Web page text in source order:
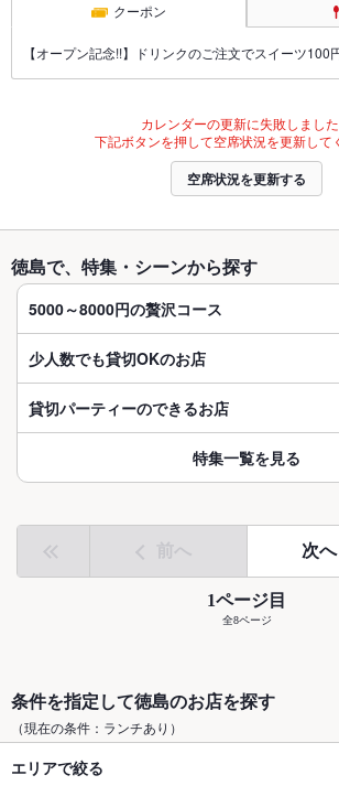
クーポン
【オープン記念!!】ドリンクのご注文でスイーツ100
カレンダーの更新に失敗しました
下記ボタンを押して空席状況を更新して
空席状況を更新する
徳島で、特集・シーンから探す
5000～8000円の贅沢コース
少人数でも貸切OKのお店
貸切パーティーのできるお店
特集一覧を見る
前へ 次へ
1ページ目
全8ページ
条件を指定して徳島のお店を探す
（現在の条件：ランチあり）
エリアで絞る